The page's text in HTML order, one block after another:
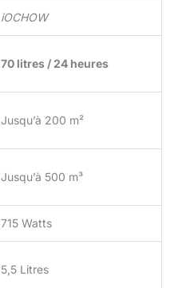
iOCHOW
70 litres / 24 heures
Jusqu’à 200 m²
Jusqu’à 500 m³
715 Watts
5,5 Litres